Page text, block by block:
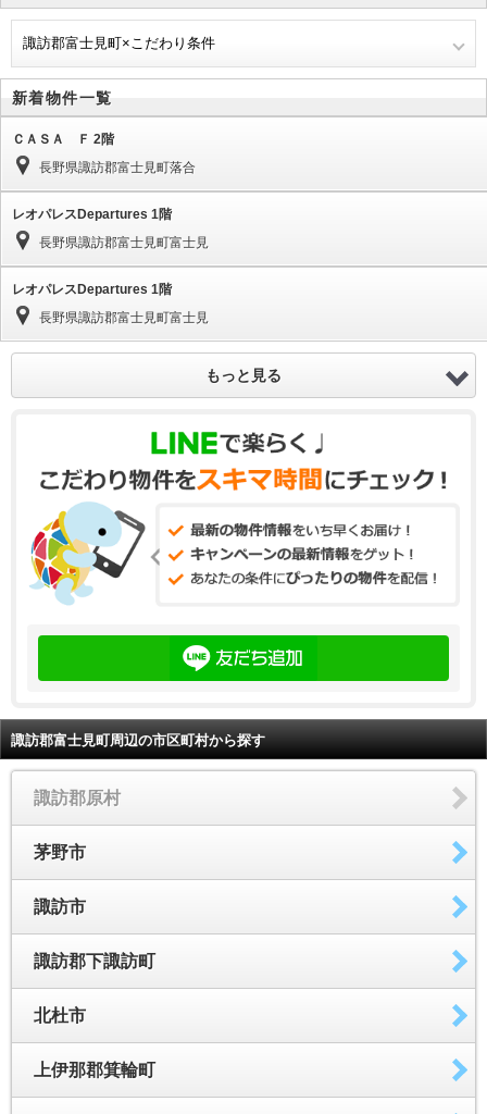
諏訪郡富士見町×こだわり条件
新着物件一覧
ＣＡＳＡ Ｆ 2階
長野県諏訪郡富士見町落合
レオパレスDepartures 1階
長野県諏訪郡富士見町富士見
レオパレスDepartures 1階
長野県諏訪郡富士見町富士見
もっと見る
諏訪郡富士見町周辺の市区町村から探す
諏訪郡原村
茅野市
諏訪市
諏訪郡下諏訪町
北杜市
上伊那郡箕輪町